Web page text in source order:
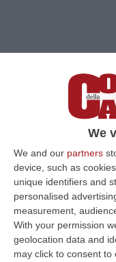
We
We and our partners
device, such as
unique identifiers and
personalised
measurement,
With your permission
geolocation data and
may click to consent to
Clicca e segui
ROMA«Nel ddl
approvato in
precedenti alla
passasse così
Commissione al
segreto